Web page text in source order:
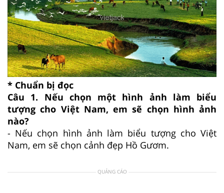
* Chuẩn bị đọc
Câu 1. Nếu chọn một hình ảnh làm biểu
tượng cho Việt Nam, em sẽ chọn hình ảnh
nào?
- Nếu chọn hình ảnh làm biểu tượng cho Việt
Nam, em sẽ chọn cảnh đẹp Hồ Gươm.
QUẢNG CÁO